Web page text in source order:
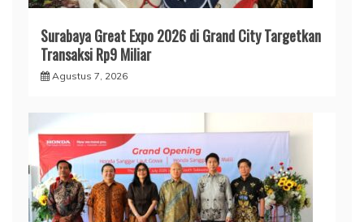
Surabaya Great Expo 2026 di Grand City Targetkan
Transaksi Rp9 Miliar
Agustus 7, 2026